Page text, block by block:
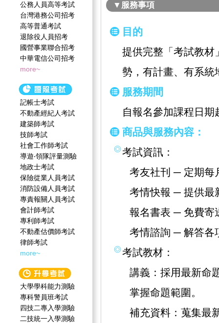
公務人員高等考試
台灣港務公司招考
高等普通考試
退除役人員招考
國營事業聯合招考
中華電信公司招考
more~
記帳士考試
不動產經紀人考試
建築師考試
技師考試
社會工作師‍考試
導遊‧領隊評量測驗
地政士考試
保險從業人員考試
消防設備人員考試
專責報關人員考試
會計師考試
專利師考試
不動產估價師考試
律師考試
more~
大學學科能力測驗
專科警員班考試
四技二專入學測驗
二技統一入學測驗
▼服務事項
目的
提供完整「考試教材
勢，有計畫、有系統
服務期間
自報名參加課程日
商品與服務內容：
考試資訊：
考友社刊 ─ 定期每
考情快報 ─ 提供最
報名書表 ─ 免費寄
考情諮詢 ─ 解答各
考試教材：
講義：採用最新命
掌握命題範圍。
補充資料：蒐集最